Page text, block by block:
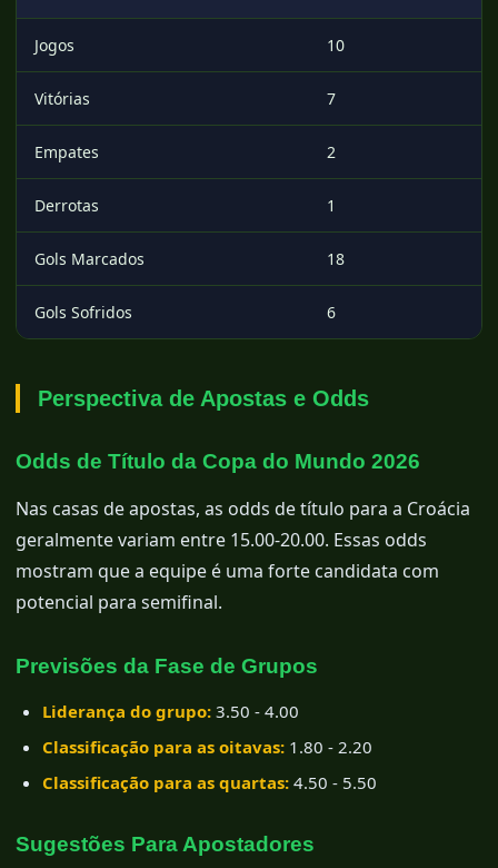
Jogos 10
Vitórias 7
Empates 2
Derrotas 1
Gols Marcados 18
Gols Sofridos 6
Perspectiva de Apostas e Odds
Odds de Título da Copa do Mundo 2026
Nas casas de apostas, as odds de título para a Croácia
geralmente variam entre 15.00-20.00. Essas odds
mostram que a equipe é uma forte candidata com
potencial para semifinal.
Previsões da Fase de Grupos
Liderança do grupo: 3.50 - 4.00
Classificação para as oitavas: 1.80 - 2.20
Classificação para as quartas: 4.50 - 5.50
Sugestões Para Apostadores